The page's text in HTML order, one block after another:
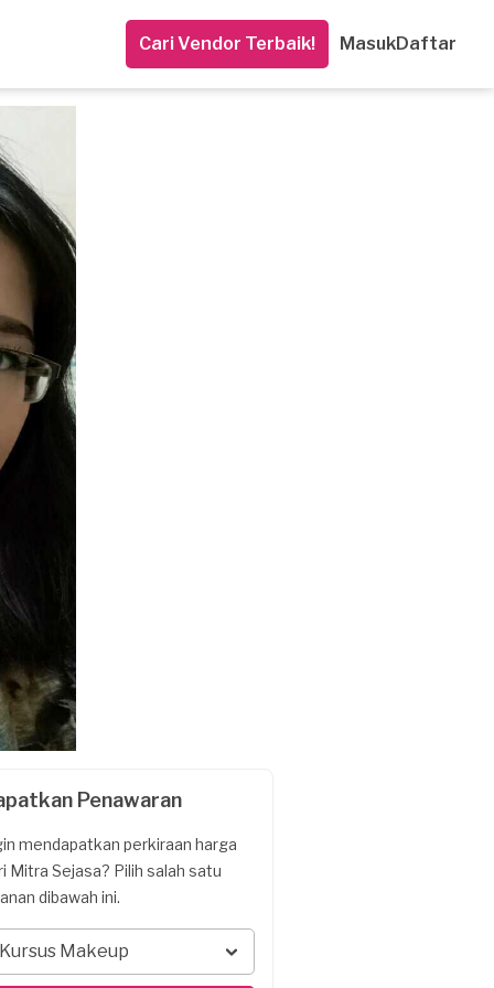
Cari Vendor Terbaik! MasukDaftar
Penawaran
mendapatkan perkiraan harga
Mitra Sejasa? Pilih salah satu
dibawah ini.
Kursus Makeup